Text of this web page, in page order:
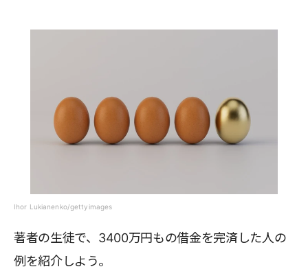
Ihor Lukianenko/gettyimages
著者の生徒で、3400万円もの借金を完済した人の
例を紹介しよう。